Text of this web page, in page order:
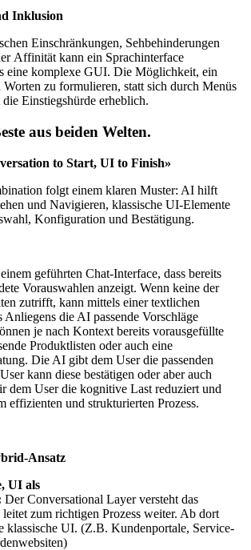
Inklusion
Einschränkungen, Sehbehinderungen
Affinität kann ein Sprachinterface
eine komplexe GUI. Die Möglichkeit, ein
zu formulieren, statt sich durch Menüs
Einstiegshürde erheblich.
aus beiden Welten.
to Start, UI to Finish»
folgt einem klaren Muster: AI hilft
und Navigieren, klassische UI-Elemente
Konfiguration und Bestätigung.
geführten Chat-Interface, dass bereits
Vorauswahlen anzeigt. Wenn keine der
zutrifft, kann mittels einer textlichen
Anliegens die AI passende Vorschläge
je nach Kontext bereits vorausgefüllte
Produktlisten oder auch eine
Die AI gibt dem User die passenden
kann diese bestätigen oder aber auch
dem User die kognitive Last reduziert und
effizienten und strukturierten Prozess.
Ansatz
UI als
Der Conversational Layer versteht das
zum richtigen Prozess weiter. Ab dort
klassische UI. (Z.B. Kundenportale, Service-